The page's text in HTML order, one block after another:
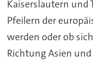
Kaiserslautern und
Pfeilern der
werden oder ob
Richtung Asien